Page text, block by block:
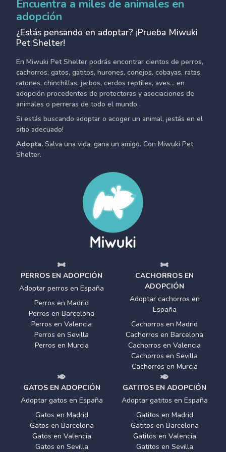
Encuentra a miles de animales en
adopción
¿Estás pensando en adoptar? ¡Prueba Miwuki
Pet Shelter!
En Miwuki Pet Shelter podrás encontrar cientos de perros,
cachorros, gatos, gatitos, hurones, conejos, cobayas, ratas,
ratones, chinchillas, jerbos, cerdos reptiles, aves... en
adopción procedentes de protectoras y asociaciones de
animales o perreras de todo el mundo.
Si estás buscando adoptar o acoger un animal, ¡estás en el
sitio adecuado!
Adopta. Salva una vida, gana un amigo. Con Miwuki Pet
Shelter.
PERROS EN ADOPCIÓN
Adoptar perros en España
Perros en Madrid
Perros en Barcelona
Perros en Valencia
Perros en Sevilla
Perros en Murcia
CACHORROS EN
ADOPCIÓN
Adoptar cachorros en
España
Cachorros en Madrid
Cachorros en Barcelona
Cachorros en Valencia
Cachorros en Sevilla
Cachorros en Murcia
GATOS EN ADOPCIÓN
Adoptar gatos en España
Gatos en Madrid
Gatos en Barcelona
Gatos en Valencia
Gatos en Sevilla
GATITOS EN ADOPCIÓN
Adoptar gatitos en España
Gatitos en Madrid
Gatitos en Barcelona
Gatitos en Valencia
Gatitos en Sevilla